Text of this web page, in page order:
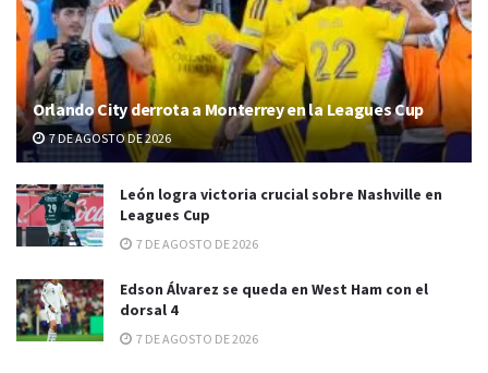
Orlando City derrota a Monterrey en la Leagues Cup
7 DE AGOSTO DE 2026
León logra victoria crucial sobre Nashville en
Leagues Cup
7 DE AGOSTO DE 2026
Edson Álvarez se queda en West Ham con el
dorsal 4
7 DE AGOSTO DE 2026